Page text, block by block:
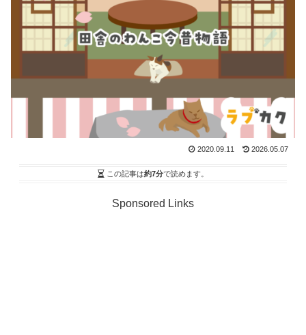
2020.09.11 2026.05.07
この記事は約7分で読めます。
Sponsored Links